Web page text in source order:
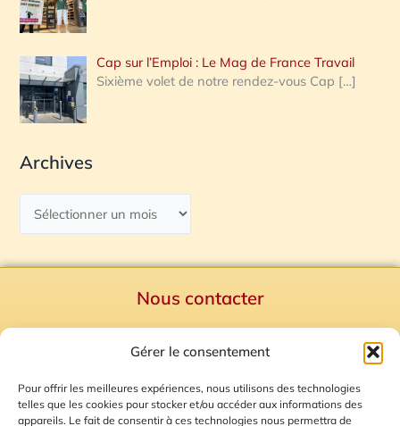
Gérer le consentement
Pour offrir les meilleures expériences, nous utilisons des technologies
telles que les cookies pour stocker et/ou accéder aux informations des
appareils. Le fait de consentir à ces technologies nous permettra de
Cap sur l’Emploi : Le Mag de France Travail
Sixième volet de notre rendez-vous Cap […]
Archives
Nous contacter
Mentions Légales
Plan du site
Gestion des Cookies